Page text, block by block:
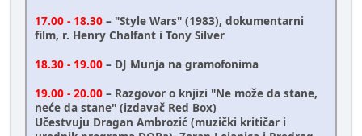
17.00 - 18.30 – "Style Wars" (1983), dokumentarni
film, r. Henry Chalfant i Tony Silver
18.30 - 19.00 – DJ Munja na gramofonima
19.00 - 20.00 – Razgovor o knjizi "Ne može da stane,
neće da stane" (izdavač Red Box)
Učestvuju Dragan Ambrozić (muzički kritičar i